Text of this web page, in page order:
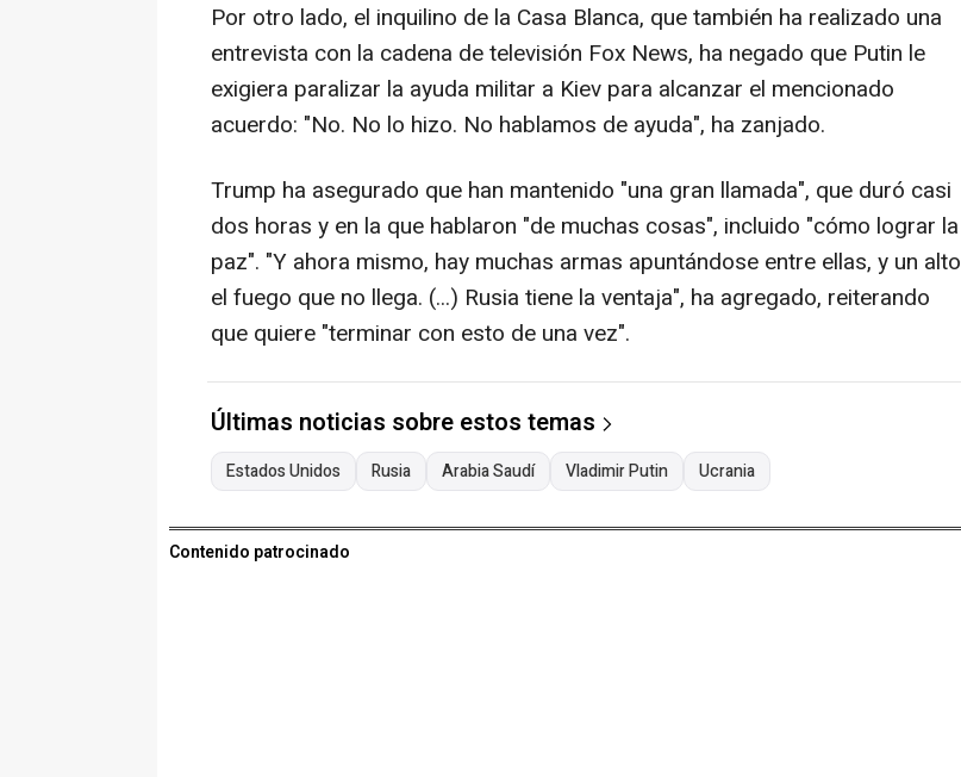
Por otro lado, el inquilino de la Casa Blanca, que también ha realizado una
entrevista con la cadena de televisión Fox News, ha negado que Putin le
exigiera paralizar la ayuda militar a Kiev para alcanzar el mencionado
acuerdo: "No. No lo hizo. No hablamos de ayuda", ha zanjado.
Trump ha asegurado que han mantenido "una gran llamada", que duró casi
dos horas y en la que hablaron "de muchas cosas", incluido "cómo lograr la
paz". "Y ahora mismo, hay muchas armas apuntándose entre ellas, y un alto
el fuego que no llega. (...) Rusia tiene la ventaja", ha agregado, reiterando
que quiere "terminar con esto de una vez".
Últimas noticias sobre estos temas
Estados Unidos Rusia Arabia Saudí Vladimir Putin Ucrania
Contenido patrocinado